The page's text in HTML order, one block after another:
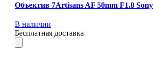
Объектив 7Artisans AF 50mm F1.8
В наличии
Бесплатная доставка